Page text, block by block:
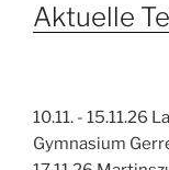
Aktuelle
10.11. - 15.11.26
Gymnasium